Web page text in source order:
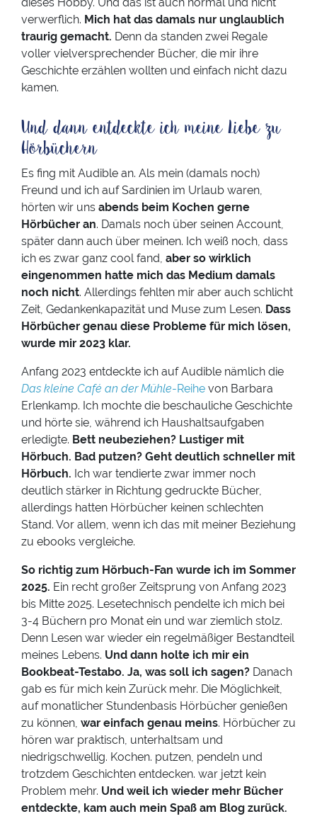
dieses Hobby. Und das ist auch normal und nicht
verwerflich. Mich hat das damals nur unglaublich
traurig gemacht. Denn da standen zwei Regale
voller vielversprechender Bücher, die mir ihre
Geschichte erzählen wollten und einfach nicht dazu
kamen.
Und dann entdeckte ich meine Liebe zu
Hörbüchern
Es fing mit Audible an. Als mein (damals noch)
Freund und ich auf Sardinien im Urlaub waren,
hörten wir uns abends beim Kochen gerne
Hörbücher an. Damals noch über seinen Account,
später dann auch über meinen. Ich weiß noch, dass
ich es zwar ganz cool fand, aber so wirklich
eingenommen hatte mich das Medium damals
noch nicht. Allerdings fehlten mir aber auch schlicht
Zeit, Gedankenkapazität und Muse zum Lesen. Dass
Hörbücher genau diese Probleme für mich lösen,
wurde mir 2023 klar.
Anfang 2023 entdeckte ich auf Audible nämlich die
Das kleine Café an der Mühle-Reihe von Barbara
Erlenkamp. Ich mochte die beschauliche Geschichte
und hörte sie, während ich Haushaltsaufgaben
erledigte. Bett neubeziehen? Lustiger mit
Hörbuch. Bad putzen? Geht deutlich schneller mit
Hörbuch. Ich war tendierte zwar immer noch
deutlich stärker in Richtung gedruckte Bücher,
allerdings hatten Hörbücher keinen schlechten
Stand. Vor allem, wenn ich das mit meiner Beziehung
zu ebooks vergleiche.
So richtig zum Hörbuch-Fan wurde ich im Sommer
2025. Ein recht großer Zeitsprung von Anfang 2023
bis Mitte 2025. Lesetechnisch pendelte ich mich bei
3-4 Büchern pro Monat ein und war ziemlich stolz.
Denn Lesen war wieder ein regelmäßiger Bestandteil
meines Lebens. Und dann holte ich mir ein
Bookbeat-Testabo. Ja, was soll ich sagen? Danach
gab es für mich kein Zurück mehr. Die Möglichkeit,
auf monatlicher Stundenbasis Hörbücher genießen
zu können, war einfach genau meins. Hörbücher zu
hören war praktisch, unterhaltsam und
niedrigschwellig. Kochen. putzen, pendeln und
trotzdem Geschichten entdecken. war jetzt kein
Problem mehr. Und weil ich wieder mehr Bücher
entdeckte, kam auch mein Spaß am Blog zurück.